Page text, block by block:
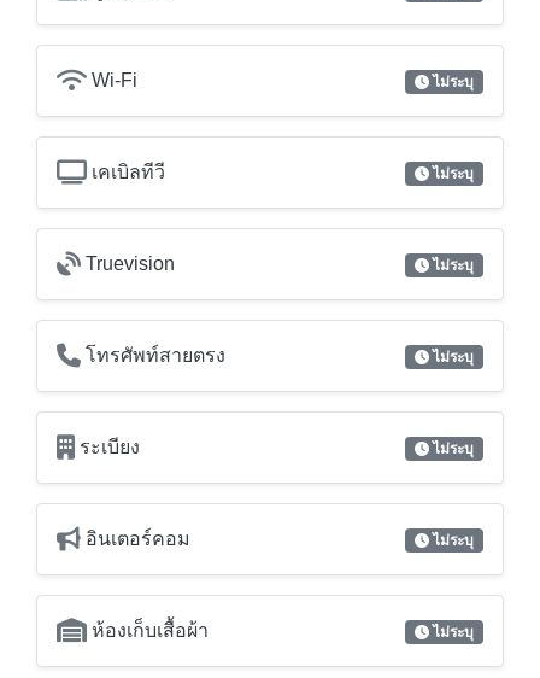
Wi-Fi ไม่ระบุ
เคเบิลทีวี ไม่ระบุ
Truevision ไม่ระบุ
โทรศัพท์สายตรง ไม่ระบุ
ระเบียง ไม่ระบุ
อินเตอร์คอม ไม่ระบุ
ห้องเก็บเสื้อผ้า ไม่ระบุ